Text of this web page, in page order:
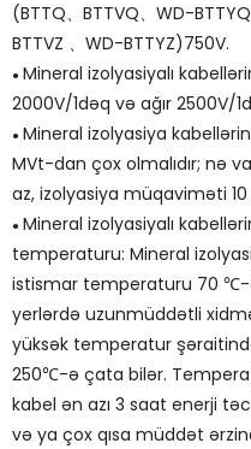
(BTTQ、BTTVQ、WD-
BTTVZ 、WD-BTTYZ)750V.
● Mineral izolyasiyalı
2000V/1dəq və ağır 2500V/
● Mineral izolyasiya
MVt-dan çox olmalıdır; nə
az, izolyasiya müqaviməti
● Mineral izolyasiyalı
temperaturu: Mineral
istismar temperaturu 70 ℃-
yerlərdə uzunmüddətli
yüksək temperatur
250℃-ə çata bilər.
kabel ən azı 3 saat enerji
və ya çox qısa müddət